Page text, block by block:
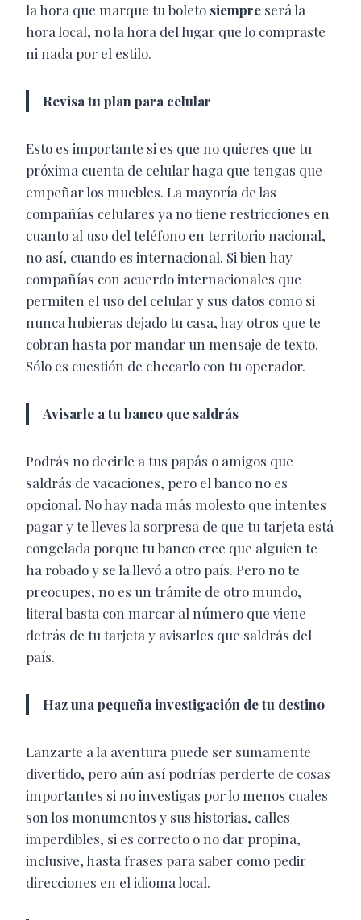
la hora que marque tu boleto siempre será la
hora local, no la hora del lugar que lo compraste
ni nada por el estilo.
Revisa tu plan para celular
Esto es importante si es que no quieres que tu
próxima cuenta de celular haga que tengas que
empeñar los muebles. La mayoría de las
compañías celulares ya no tiene restricciones en
cuanto al uso del teléfono en territorio nacional,
no así, cuando es internacional. Si bien hay
compañías con acuerdo internacionales que
permiten el uso del celular y sus datos como si
nunca hubieras dejado tu casa, hay otros que te
cobran hasta por mandar un mensaje de texto.
Sólo es cuestión de checarlo con tu operador.
Avisarle a tu banco que saldrás
Podrás no decirle a tus papás o amigos que
saldrás de vacaciones, pero el banco no es
opcional. No hay nada más molesto que intentes
pagar y te lleves la sorpresa de que tu tarjeta está
congelada porque tu banco cree que alguien te
ha robado y se la llevó a otro país. Pero no te
preocupes, no es un trámite de otro mundo,
literal basta con marcar al número que viene
detrás de tu tarjeta y avisarles que saldrás del
país.
Haz una pequeña investigación de tu destino
Lanzarte a la aventura puede ser sumamente
divertido, pero aún así podrías perderte de cosas
importantes si no investigas por lo menos cuales
son los monumentos y sus historias, calles
imperdibles, si es correcto o no dar propina,
inclusive, hasta frases para saber como pedir
direcciones en el idioma local.